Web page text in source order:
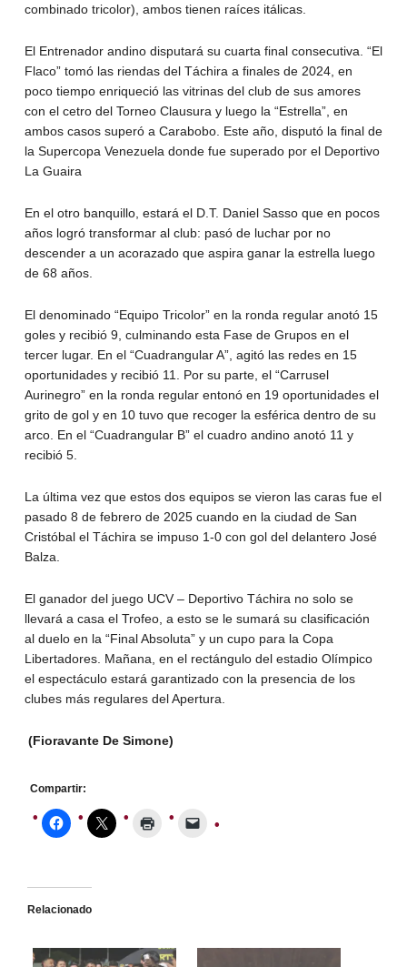
combinado tricolor), ambos tienen raíces itálicas.
El Entrenador andino disputará su cuarta final consecutiva. “El
Flaco” tomó las riendas del Táchira a finales de 2024, en
poco tiempo enriqueció las vitrinas del club de sus amores
con el cetro del Torneo Clausura y luego la “Estrella”, en
ambos casos superó a Carabobo. Este año, disputó la final de
la Supercopa Venezuela donde fue superado por el Deportivo
La Guaira
En el otro banquillo, estará el D.T. Daniel Sasso que en pocos
años logró transformar al club: pasó de luchar por no
descender a un acorazado que aspira ganar la estrella luego
de 68 años.
El denominado “Equipo Tricolor” en la ronda regular anotó 15
goles y recibió 9, culminando esta Fase de Grupos en el
tercer lugar. En el “Cuadrangular A”, agitó las redes en 15
oportunidades y recibió 11. Por su parte, el “Carrusel
Aurinegro” en la ronda regular entonó en 19 oportunidades el
grito de gol y en 10 tuvo que recoger la esférica dentro de su
arco. En el “Cuadrangular B” el cuadro andino anotó 11 y
recibió 5.
La última vez que estos dos equipos se vieron las caras fue el
pasado 8 de febrero de 2025 cuando en la ciudad de San
Cristóbal el Táchira se impuso 1-0 con gol del delantero José
Balza.
El ganador del juego UCV – Deportivo Táchira no solo se
llevará a casa el Trofeo, a esto se le sumará su clasificación
al duelo en la “Final Absoluta” y un cupo para la Copa
Libertadores. Mañana, en el rectángulo del estadio Olímpico
el espectáculo estará garantizado con la presencia de los
clubes más regulares del Apertura.
(Fioravante De Simone)
Compartir:
Relacionado